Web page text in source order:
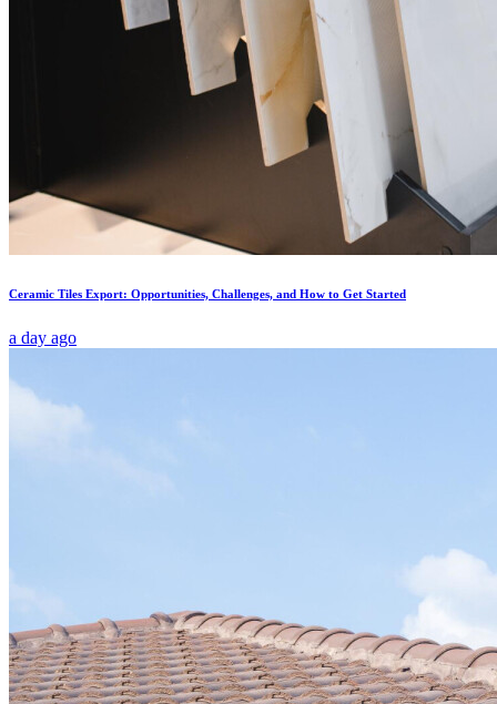
Ceramic Tiles Export: Opportunities, Challenges, and How to Get Started
a day ago